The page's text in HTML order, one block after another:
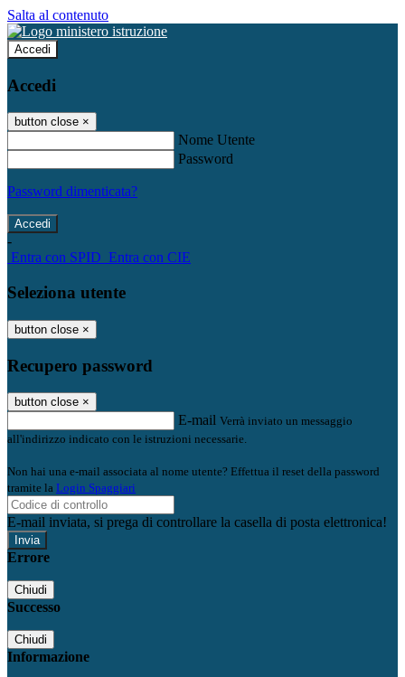
Salta al contenuto
Accedi
Accedi
button close ×
Nome Utente
Password
Password dimenticata?
-
Entra con SPID Entra con CIE
Seleziona utente
button close ×
Recupero password
button close ×
E-mail Verrà inviato un messaggio
all'indirizzo indicato con le istruzioni necessarie.
Non hai una e-mail associata al nome utente? Effettua il reset della password
tramite la Login Spaggiari
E-mail inviata, si prega di controllare la casella di posta elettronica!
Errore
Chiudi
Successo
Chiudi
Informazione